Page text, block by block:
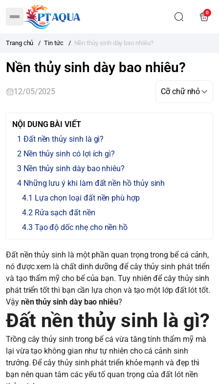
0
Trang chủ / Tin tức / Nền thủy sinh dày bao nhiêu?
Nền thủy sinh dày bao nhiêu?
12/05/2025
NỘI DUNG BÀI VIẾT
Đất nền thủy sinh là gì?
Nền thủy sinh có lợi ích gì?
Nền thủy sinh dày bao nhiêu?
Những lưu ý khi làm đất nền hồ thủy sinh
Lựa chọn loại đất nền phù hợp
Rửa sạch đất nền
Tạo độ dốc nhẹ cho nền hồ
Đất nền thủy sinh là một phần quan trọng trong bể cá cảnh,
nó được xem là chất dinh dưỡng để cây thủy sinh phát triển
và tạo thẩm mỹ cho bể của bạn. Tuy nhiên để cây thủy sinh
phát triển tốt thì bạn cần lựa chọn và tạo một lớp đất lót tốt.
Vậy nền thủy sinh dày bao nhiêu?
Đất nền thủy sinh là gì?
Trồng cây thủy sinh trong bể cá vừa tăng tính thẩm mỹ mà
lại vừa tạo không gian như tự nhiên cho cá cảnh sinh
trưởng. Để cây thủy sinh phát triển khỏe mạnh và đẹp thì
bạn nên quan tâm các yếu tố quan trọng của đất lót nền